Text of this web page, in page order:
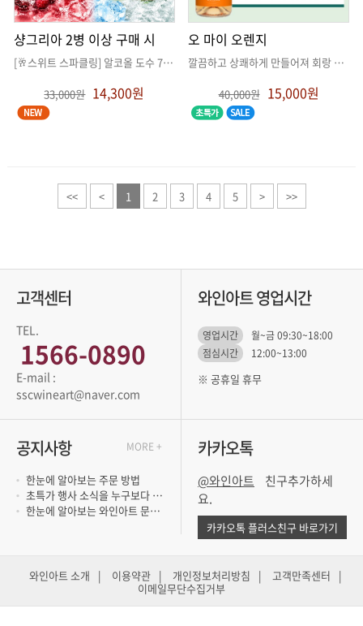
샹그리아 2병 이상 구매 시
[🥂스위트 스파클링] 알코올 도수 7%의 달콤한 스파클링 . .
33,000원 14,300원
오 마이 오렌지
깔끔하고 상쾌하게 만들어져 회랑 먹기 딱!
40,000원 15,000원
<< < 1 2 3 4 5 > >>
고객센터
TEL.
1566-0890
sscwineart@naver.com
와인아트 영업시간
영업시간
월~금 09:30~18:00
점심시간
12:00~13:00
※ 공휴일 휴무
공지사항
한눈에 알아보는 주문 방법
초특가 행사 소식을 누구보다 빨리 듣고 싶..
한눈에 알아보는 와인아트 문의 방법
MORE + 카카오톡
@와인아트
요.
카카오톡 플러스친구 바로가기
와인아트 소개 | 이용약관 | 개인정보처리방침 | 고객만족센터
|
이메일무단수집거부